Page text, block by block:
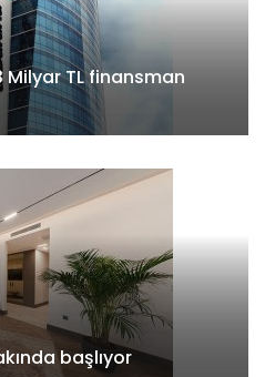
TL finansman
başlıyor